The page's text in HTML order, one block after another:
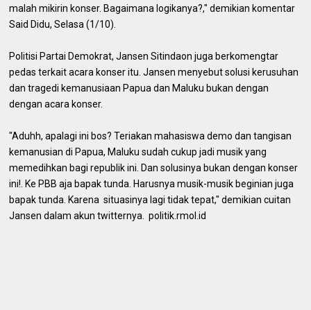
malah mikirin konser. Bagaimana logikanya?," demikian komentar
Said Didu, Selasa (1/10).
Politisi Partai Demokrat, Jansen Sitindaon juga berkomengtar
pedas terkait acara konser itu. Jansen menyebut solusi kerusuhan
dan tragedi kemanusiaan Papua dan Maluku bukan dengan
dengan acara konser.
"Aduhh, apalagi ini bos? Teriakan mahasiswa demo dan tangisan
kemanusian di Papua, Maluku sudah cukup jadi musik yang
memedihkan bagi republik ini. Dan solusinya bukan dengan konser
ini!. Ke PBB aja bapak tunda. Harusnya musik-musik beginian juga
bapak tunda. Karena situasinya lagi tidak tepat," demikian cuitan
Jansen dalam akun twitternya. politik.rmol.id